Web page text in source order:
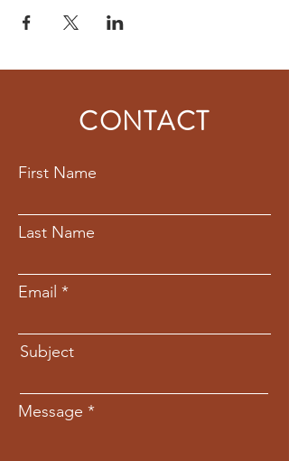
CONTACT
First Name
Last Name
Email
Subject
Message